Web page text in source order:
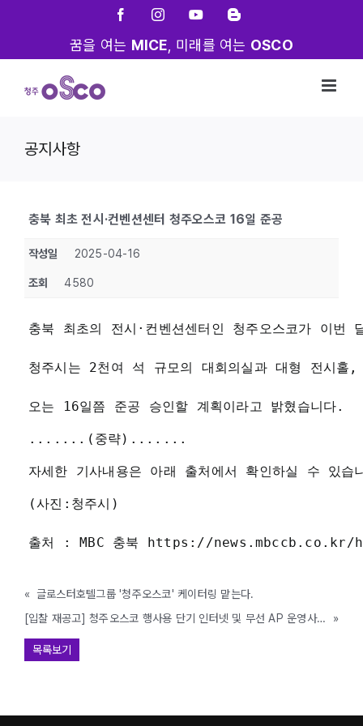
FacebookInstagramYouTubeBlogger
꿈을 여는 MICE , 미래를 여는 OSCO
공지사항
충북 최초 전시·컨벤션센터 청주오스코 16일 준공
작성일 2025-04-16
조회 4580
충북 최초의 전시·컨벤션센터인 청주오스코가 이번
청주시는 2천여 석 규모의 대회의실과 대형 전시
오는 16일쯤 준공 승인할 계획이라고 밝혔습니다.
.......(중략).......
자세한 기사내용은 아래 출처에서 확인하실 수 있습
(사진:청주시)
출처 : MBC 충북 https://news.mbccb.co.kr/
«
글로스터호텔그룹 '청주오스코' 케이터링 맡는다.
[입찰 재공고] 청주오스코 행사용 단기 인터넷 및 무선 AP 운영사 선정 ( ~ 2025. 4. 28.)
»
목록보기